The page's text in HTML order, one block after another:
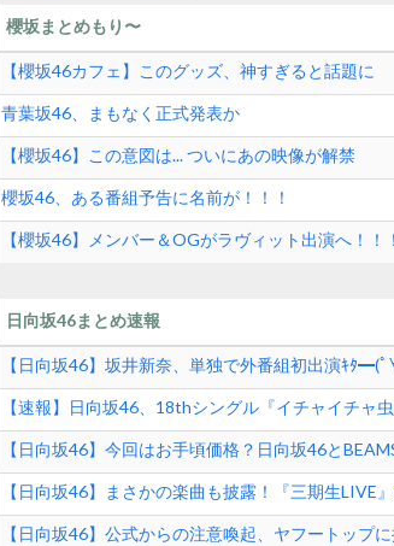
櫻坂まとめもり〜
【櫻坂46カフェ】このグッズ、神すぎると話題に
青葉坂46、まもなく正式発表か
【櫻坂46】この意図は... ついにあの映像が解禁
櫻坂46、ある番組予告に名前が！！！
【櫻坂46】メンバー＆OGがラヴィット出演へ！！！
日向坂46まとめ速報
【日向坂46】坂井新奈、単独で外番組初出演ｷﾀ
【速報】日向坂46、18thシングル『イチャイチャ
【日向坂46】今回はお手頃価格？日向坂46と
【日向坂46】まさかの楽曲も披露！『三期生LIVE
【日向坂46】公式からの注意喚起、ヤフートップ